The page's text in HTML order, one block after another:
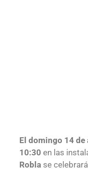
El domingo 14 de
10:30 en las
Robla se